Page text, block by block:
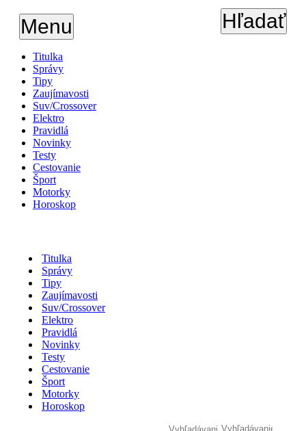
Menu Hľadať
Titulka
Správy
Tipy
Zaujímavosti
Suv/Crossover
Elektro
Pravidlá
Novinky
Testy
Cestovanie
Šport
Motorky
Horoskop
Titulka
Správy
Tipy
Zaujímavosti
Suv/Crossover
Elektro
Pravidlá
Novinky
Testy
Cestovanie
Šport
Motorky
Horoskop